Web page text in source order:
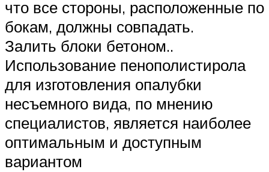
что все стороны, расположенные по
бокам, должны совпадать.
Залить блоки бетоном..
Использование пенополистирола
для изготовления опалубки
несъемного вида, по мнению
специалистов, является наиболее
оптимальным и доступным
вариантом